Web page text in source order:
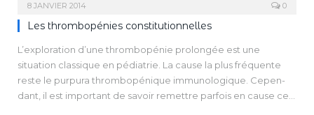
mique.
8 JANVIER 2014 0
Les thrombopénies constitutionnelles
L’exploration d’une thrombopénie prolongée est une
situation classique en pédiatrie. La cause la plus fréquente
reste le purpura thrombopénique immunologique. Cepen-
dant, il est important de savoir remettre parfois en cause ce